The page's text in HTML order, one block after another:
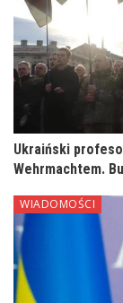
Ukraiński
Wehrmachtem.
WIADOMOŚCI